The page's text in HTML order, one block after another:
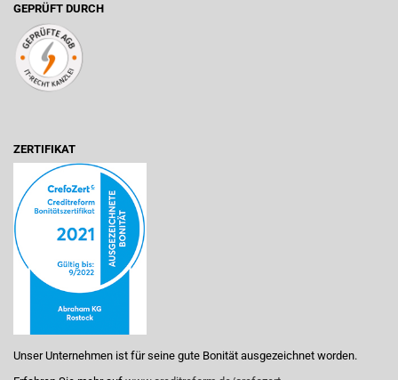
GEPRÜFT DURCH
ZERTIFIKAT
Unser Unternehmen ist für seine gute Bonität ausgezeichnet worden.